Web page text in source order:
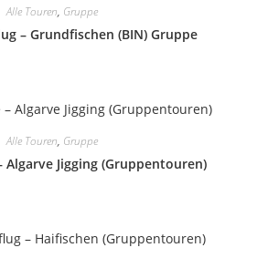
Alle Touren, Gruppe
– Grundfischen (BIN) Gruppe
Alle Touren, Gruppe
Algarve Jigging (Gruppentouren)